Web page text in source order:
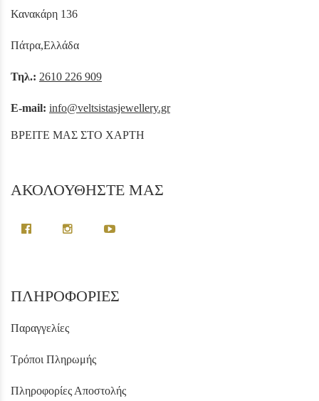
Κανακάρη 136
Πάτρα,Ελλάδα
Τηλ.: 2610 226 909
E-mail: info@veltsistasjewellery.gr
ΒΡΕΙΤΕ ΜΑΣ ΣΤΟ ΧΑΡΤΗ
ΑΚΟΛΟΥΘΗΣΤΕ ΜΑΣ
ΠΛΗΡΟΦΟΡΙΕΣ
Παραγγελίες
Τρόποι Πληρωμής
Πληροφορίες Αποστολής